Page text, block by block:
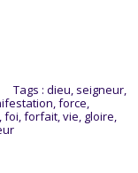
Tags :dieu, seigneur,
,force,
,foi,forfait,vie, gloire,